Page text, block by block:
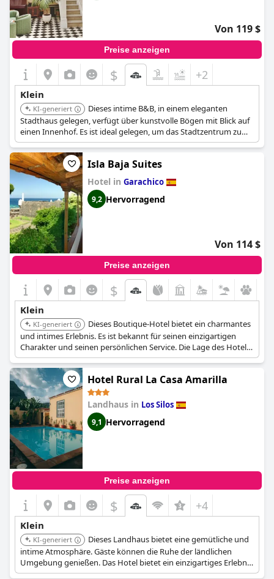
Von 119 $
Preise anzeigen
$ +2
Klein
KI-generiert
Dieses intime B&B, in einem eleganten
Stadthaus gelegen, verfügt über kunstvolle Bögen mit Blick auf
einen Innenhof. Es ist ideal gelegen, um das Stadtzentrum zu
erkunden, und bietet eine Mischung aus traditioneller
Architektur und modernen Annehmlichkeiten, was es perfekt für
einen charmanten und romantischen Kurzurlaub macht.
Isla Baja Suites
Hotel in Garachico
9,2 Hervorragend
Von 114 $
Preise anzeigen
$
Klein
KI-generiert
Dieses Boutique-Hotel bietet ein charmantes
und intimes Erlebnis. Es ist bekannt für seinen einzigartigen
Charakter und seinen persönlichen Service. Die Lage des Hotels
ermöglicht es den Gästen, die Umgebung bequem zu erkunden.
Hotel Rural La Casa Amarilla
Landhaus in Los Silos
9,1 Hervorragend
Preise anzeigen
$ +4
Klein
KI-generiert
Dieses Landhaus bietet eine gemütliche und
intime Atmosphäre. Gäste können die Ruhe der ländlichen
Umgebung genießen. Das Hotel bietet ein einzigartiges Erlebnis
mit persönlichem Service.